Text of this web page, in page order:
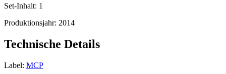
Set-Inhalt: 1
Produktionsjahr: 2014
Technische Details
Label: MCP